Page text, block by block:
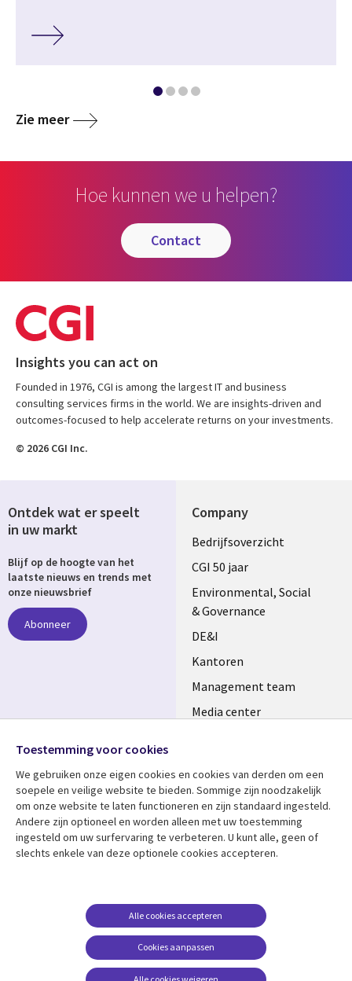
Zie meer
Hoe kunnen we u helpen?
contact
Insights you can act on
Founded in 1976, CGI is among the largest IT and business
consulting services firms in the world. We are insights-driven and
outcomes-focused to help accelerate returns on your investments.
© 2026 CGI Inc.
Company
Useful
links
NETHERLANDS
Bedrijfsoverzicht
CGI 50 jaar
Environmental, Social
& Governance
DE&I
Kantoren
Management team
Media center
Bekijk meer
Library
NETHERLANDS
Artikelen
Evenementen
Support
Legal
Disclaimer
Cookie management
Ontdek wat er speelt
in uw markt
Blijf op de hoogte van het
laatste nieuws en trends met
onze nieuwsbrief
Abonneer
Media
NETHERLANDS
Toestemming voor cookies
We gebruiken onze eigen cookies en cookies van derden om een ​​
soepele en veilige website te bieden. Sommige zijn noodzakelijk
om onze website te laten functioneren en zijn standaard ingesteld.
Andere zijn optioneel en worden alleen met uw toestemming
ingesteld om uw surfervaring te verbeteren. U kunt alle, geen of
slechts enkele van deze optionele cookies accepteren.
Cookies aanpassen
Alle cookies accepteren